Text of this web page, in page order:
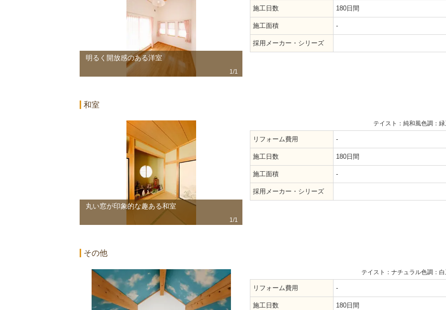
明るく開放感のある洋室
1/1
施工日数 180日間
施工面積 -
採用メーカー・シリーズ
和室
丸い窓が印象的な趣ある和室
1/1
テイスト：純和風色調：
リフォーム費用 -
施工日数 180日間
施工面積 -
採用メーカー・シリーズ
その他
テイスト：ナチュラル色調：
リフォーム費用 -
施工日数 180日間